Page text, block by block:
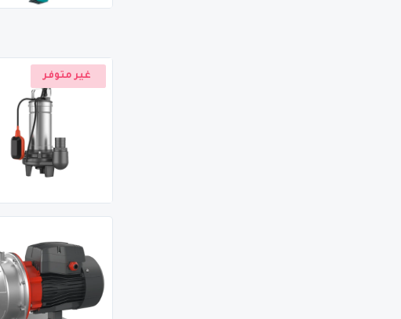
غير متوفر